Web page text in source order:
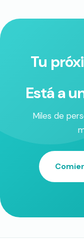
Tu
Está a
Miles de